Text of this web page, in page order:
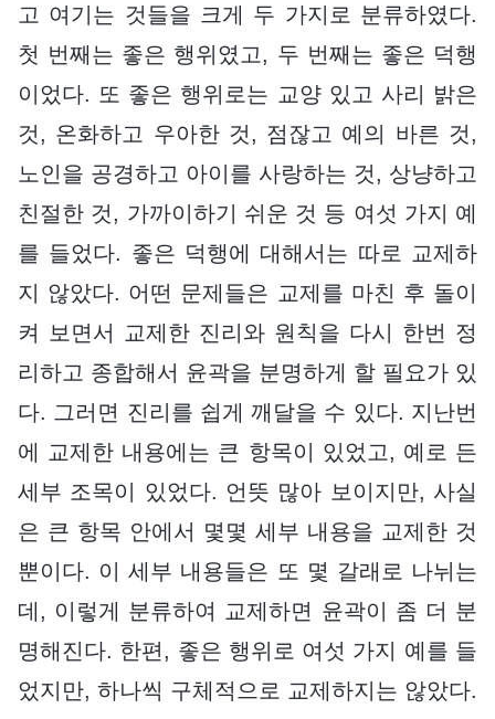
고 여기는 것들을 크게 두 가지로 분류하였다.
첫 번째는 좋은 행위였고, 두 번째는 좋은 덕행
이었다. 또 좋은 행위로는 교양 있고 사리 밝은
것, 온화하고 우아한 것, 점잖고 예의 바른 것,
노인을 공경하고 아이를 사랑하는 것, 상냥하고
친절한 것, 가까이하기 쉬운 것 등 여섯 가지 예
를 들었다. 좋은 덕행에 대해서는 따로 교제하
지 않았다. 어떤 문제들은 교제를 마친 후 돌이
켜 보면서 교제한 진리와 원칙을 다시 한번 정
리하고 종합해서 윤곽을 분명하게 할 필요가 있
다. 그러면 진리를 쉽게 깨달을 수 있다. 지난번
에 교제한 내용에는 큰 항목이 있었고, 예로 든
세부 조목이 있었다. 언뜻 많아 보이지만, 사실
은 큰 항목 안에서 몇몇 세부 내용을 교제한 것
뿐이다. 이 세부 내용들은 또 몇 갈래로 나뉘는
데, 이렇게 분류하여 교제하면 윤곽이 좀 더 분
명해진다. 한편, 좋은 행위로 여섯 가지 예를 들
었지만, 하나씩 구체적으로 교제하지는 않았다.